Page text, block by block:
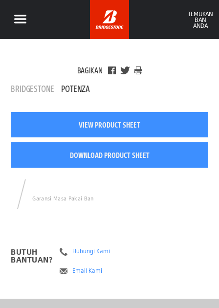
TEMUKAN
BAN
ANDA
BAGIKAN
BRIDGESTONE POTENZA
VIEW PRODUCT SHEET
DOWNLOAD PRODUCT SHEET
Garansi Masa Pakai Ban
BUTUH
BANTUAN?
Hubungi Kami
Email Kami